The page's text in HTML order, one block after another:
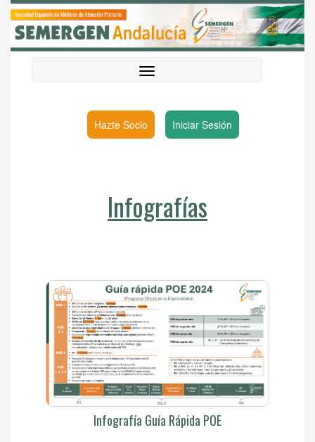
Hazte Socio Iniciar Sesión
Infografías
Infografía Guía Rápida POE